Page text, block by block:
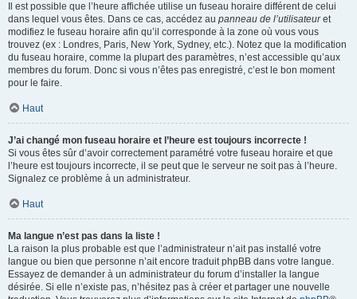
Il est possible que l’heure affichée utilise un fuseau horaire différent de celui
dans lequel vous êtes. Dans ce cas, accédez au panneau de l’utilisateuret
modifiez le fuseau horaire afin qu’il corresponde à la zone où vous vous
trouvez (ex : Londres, Paris, New York, Sydney, etc.). Notez que la modification
du fuseau horaire, comme la plupart des paramètres, n’est accessible qu’aux
membres du forum. Donc si vous n’êtes pas enregistré, c’est le bon moment
pour le faire.
Haut
J’ai changé mon fuseau horaire et l’heure est toujours incorrecte !
Si vous êtes sûr d’avoir correctement paramétré votre fuseau horaire et que
l’heure est toujours incorrecte, il se peut que le serveur ne soit pas à l’heure.
Signalez ce problème à un administrateur.
Haut
Ma langue n’est pas dans la liste !
La raison la plus probable est que l’administrateur n’ait pas installé votre
langue ou bien que personne n’ait encore traduit phpBB dans votre langue.
Essayez de demander à un administrateur du forum d’installer la langue
désirée. Si elle n’existe pas, n’hésitez pas à créer et partager une nouvelle